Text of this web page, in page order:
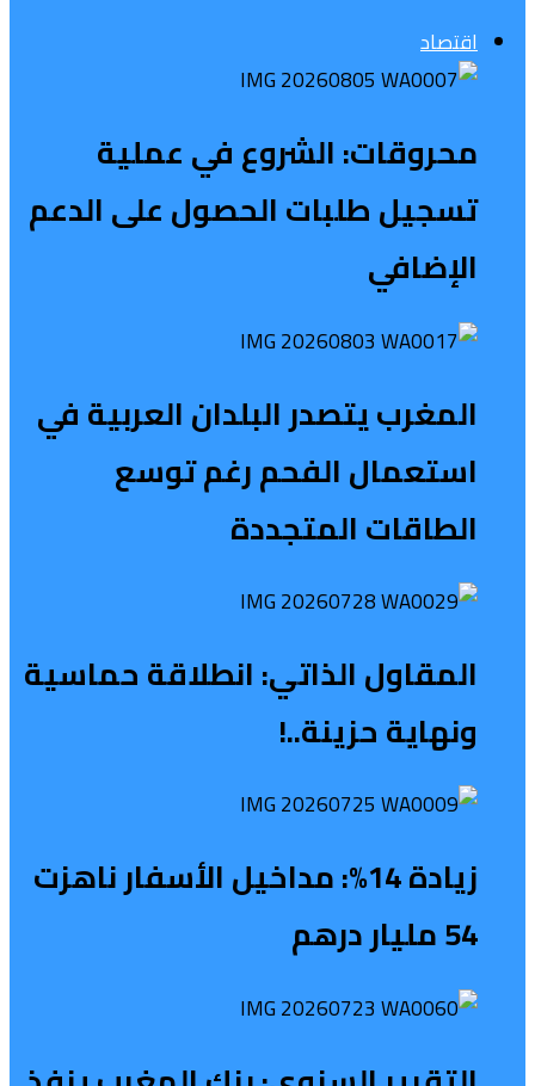
اقتصاد
محروقات: الشروع في عملية
تسجيل طلبات الحصول على الدعم
الإضافي
المغرب يتصدر البلدان العربية في
استعمال الفحم رغم توسع
الطاقات المتجددة
المقاول الذاتي: انطلاقة حماسية
ونهاية حزينة..!
زيادة 14%: مداخيل الأسفار ناهزت
54 مليار درهم